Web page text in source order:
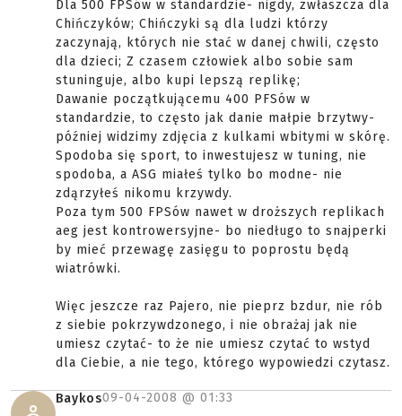
Dla 500 FPSów w standardzie- nigdy, zwłaszcza dla
Chińczyków; Chińczyki są dla ludzi którzy
zaczynają, których nie stać w danej chwili, często
dla dzieci; Z czasem człowiek albo sobie sam
stuninguje, albo kupi lepszą replikę;
Dawanie początkującemu 400 PFSów w
standardzie, to często jak danie małpie brzytwy-
później widzimy zdjęcia z kulkami wbitymi w skórę.
Spodoba się sport, to inwestujesz w tuning, nie
spodoba, a ASG miałeś tylko bo modne- nie
zdąrzyłeś nikomu krzywdy.
Poza tym 500 FPSów nawet w droższych replikach
aeg jest kontrowersyjne- bo niedługo to snajperki
by mieć przewagę zasięgu to poprostu będą
wiatrówki.
Więc jeszcze raz Pajero, nie pieprz bzdur, nie rób
z siebie pokrzywdzonego, i nie obrażaj jak nie
umiesz czytać- to że nie umiesz czytać to wstyd
dla Ciebie, a nie tego, którego wypowiedzi czytasz.
Baykos09-04-2008 @ 01:33